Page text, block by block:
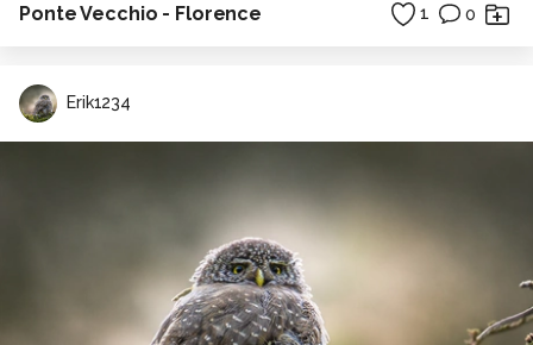
Ponte Vecchio - Florence 1 0
Erik1234